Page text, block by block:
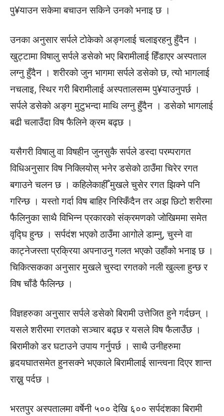
पु¥याउन सकेमा बचाउन सकिने उनको भनाइ छ ।
उनका अनुसार सर्पले टोकेको अङ्गलाई चलाइरहनु हुँदैन ।
खुट्टामा विषालु सर्पले डसेको भए बिरामीलाई हिँडाएर अस्पताल
लग्नु हुँदैन । शरीरको जुन भागमा सर्पले डसेको छ, त्यो भागलाई
नचलाइ, स्थिर गरी बिरामीलाई अस्पतालसम्म पु¥याउनुपर्छ ।
सर्पले डसेको अङ्ग मुटुभन्दा माथि लग्नु हुँदैन । डसेको भागलाई
बढी चलाउँदा विष फैलिने क्रम बढ्छ ।
यसैगरी विषालु वा विषहीन जुनसुकै सर्पले डस्दा परम्परागत
विधिअनुसार विष निक्लियोस् भनेर डसेको ठाउँमा चिरेर रगत
बगाउने चलन छ । कहिलेकाहीँ मुखले चुसेर रगत झिक्ने पनि
गरिन्छ । यस्तो गर्दा विष बाहिर निस्किँदैन तर अझ छिटो शरीरमा
फैलिनुका साथै विभिन्न प्रकारको संक्रमणको जोखिममा समेत
वृद्घि हुन्छ । सर्पदंश भएको ठाउँमा आगोले डाम्नु, चुस्ने वा
काट्नेजस्ता प्रक्रिया अपनाउनु गलत भएको उहाँको भनाइ छ ।
चिकित्सकका अनुसार मुखले चुस्दा रगतको नली खुल्ला हुन्छ र
विष चाँडै फैलिन्छ ।
विज्ञहरुका अनुसार सर्पले डसेको बिरामी उत्तेजित हुने गर्दछन् ।
यसले शरीरमा रगतको सञ्चार बढ्छ र यसले विष फैलाउँछ ।
बिरामीको डर घटाउने उपाय गर्नुपर्छ । साथै उनीहरुमा
हृदयघातसमेत हुनसक्ने भएकाले बिरामीलाई सान्त्वना दिएर शान्त
राख्नु पर्दछ ।
भरतपुर अस्पतालमा वर्षेनी ५०० देखि ६०० सर्पदंशका बिरामी